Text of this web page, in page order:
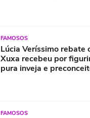
FAMOSOS
Lúcia Veríssimo rebate
Xuxa recebeu por
pura inveja e
FAMOSOS